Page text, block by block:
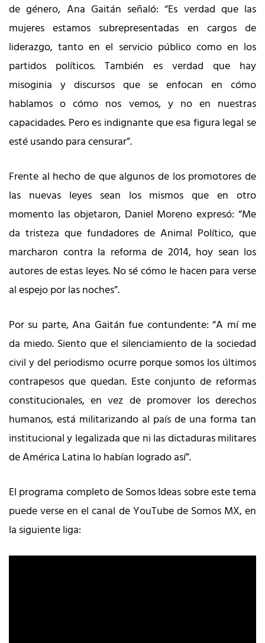
de género, Ana Gaitán señaló: “Es verdad que las
mujeres estamos subrepresentadas en cargos de
liderazgo, tanto en el servicio público como en los
partidos políticos. También es verdad que hay
misoginia y discursos que se enfocan en cómo
hablamos o cómo nos vemos, y no en nuestras
capacidades. Pero es indignante que esa figura legal se
esté usando para censurar”.
Frente al hecho de que algunos de los promotores de
las nuevas leyes sean los mismos que en otro
momento las objetaron, Daniel Moreno expresó: “Me
da tristeza que fundadores de Animal Político, que
marcharon contra la reforma de 2014, hoy sean los
autores de estas leyes. No sé cómo le hacen para verse
al espejo por las noches”.
Por su parte, Ana Gaitán fue contundente: “A mí me
da miedo. Siento que el silenciamiento de la sociedad
civil y del periodismo ocurre porque somos los últimos
contrapesos que quedan. Este conjunto de reformas
constitucionales, en vez de promover los derechos
humanos, está militarizando al país de una forma tan
institucional y legalizada que ni las dictaduras militares
de América Latina lo habían logrado así”.
El programa completo de Somos Ideas sobre este tema
puede verse en el canal de YouTube de Somos MX, en
la siguiente liga: